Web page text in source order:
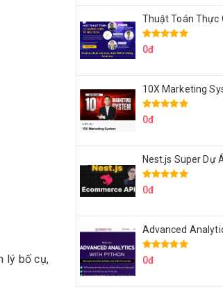
lý bố cụ,
0đ
0đ
0đ
0đ